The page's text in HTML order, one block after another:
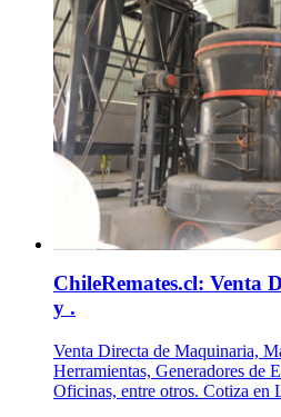
ChileRemates.cl: Venta
y .
Venta Directa de Maquinaria,
Herramientas, Generadores de
Oficinas, entre otros. Cotiza en